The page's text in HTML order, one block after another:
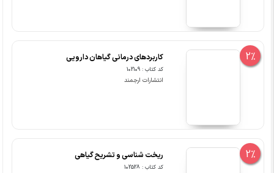
2% کاربردهای درمانی گیاهان دارویی
کد کتاب : 102109
انتشارات ارجمند
2% ریخت شناسی و تشریح گیاهی
کد کتاب : 102528